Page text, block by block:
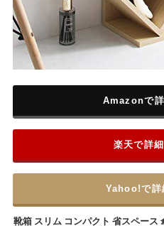
靴箱 スリム コンパクト 省スペース
Amazonで
楽天で詳
Yahoo!で詳